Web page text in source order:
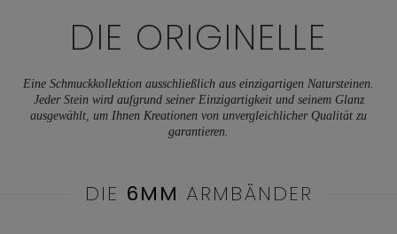
DIE ORIGINELLE
Eine Schmuckkollektion ausschließlich aus einzigartigen Natursteinen.
Jeder Stein wird aufgrund seiner Einzigartigkeit und seinem Glanz
ausgewählt, um Ihnen Kreationen von unvergleichlicher Qualität zu
garantieren.
DIE 6MM ARMBÄNDER